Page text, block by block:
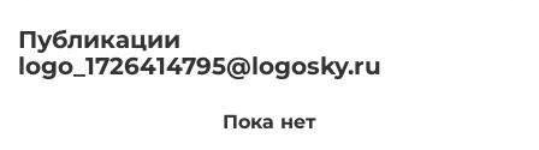
Публикации
logo_1726414795@logosky.ru
Пока нет